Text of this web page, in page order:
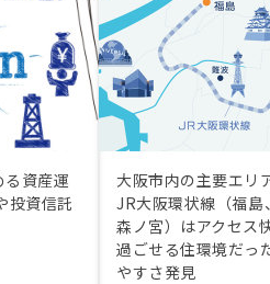
資産運
投資信託
大阪市内の主要エリ
JR大阪環状線（福
森ノ宮）はアクセス
過ごせる住環境だっ
やすさ発見